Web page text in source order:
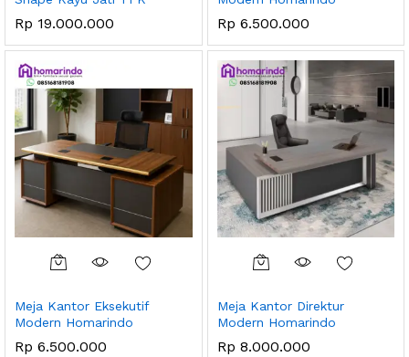
Rp 19.000.000 Rp 6.500.000
Meja Kantor Eksekutif
Modern Homarindo
Rp 6.500.000
Meja Kantor Direktur
Modern Homarindo
Rp 8.000.000